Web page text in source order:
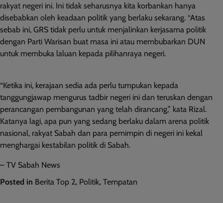
rakyat negeri ini. Ini tidak seharusnya kita korbankan hanya
disebabkan oleh keadaan politik yang berlaku sekarang. “Atas
sebab ini, GRS tidak perlu untuk menjalinkan kerjasama politik
dengan Parti Warisan buat masa ini atau membubarkan DUN
untuk membuka laluan kepada pilihanraya negeri.
“Ketika ini, kerajaan sedia ada perlu tumpukan kepada
tanggungjawap mengurus tadbir negeri ini dan teruskan dengan
perancangan pembangunan yang telah dirancang,” kata Rizal.
Katanya lagi, apa pun yang sedang berlaku dalam arena politik
nasional, rakyat Sabah dan para pemimpin di negeri ini kekal
menghargai kestabilan politik di Sabah.
– TV Sabah News
Posted in Berita Top 2, Politik, Tempatan